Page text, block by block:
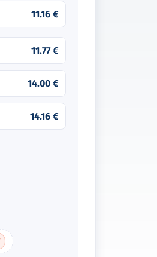
11.16 €
11.77 €
14.00 €
14.16 €